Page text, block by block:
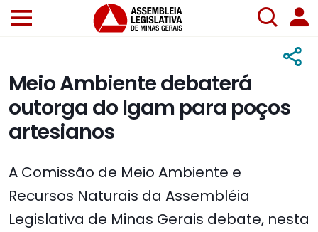
Meio Ambiente debaterá
outorga do Igam para poços
artesianos
A Comissão de Meio Ambiente e
Recursos Naturais da Assembléia
Legislativa de Minas Gerais debate, nesta